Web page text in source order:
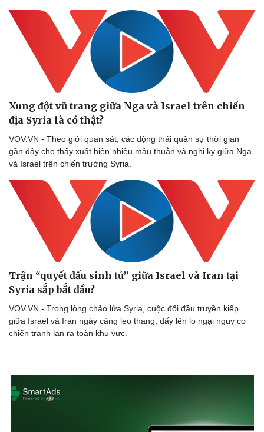
Xung đột vũ trang giữa Nga và Israel trên chiến
địa Syria là có thật?
VOV.VN - Theo giới quan sát, các động thái quân sự thời gian
gần đây cho thấy xuất hiện nhiều mâu thuẫn và nghi kỵ giữa Nga
và Israel trên chiến trường Syria.
Trận “quyết đấu sinh tử” giữa Israel và Iran tại
Syria sắp bắt đầu?
VOV.VN - Trong lòng chảo lửa Syria, cuộc đối đầu truyền kiếp
giữa Israel và Iran ngày càng leo thang, dấy lên lo ngại nguy cơ
chiến tranh lan ra toàn khu vực.